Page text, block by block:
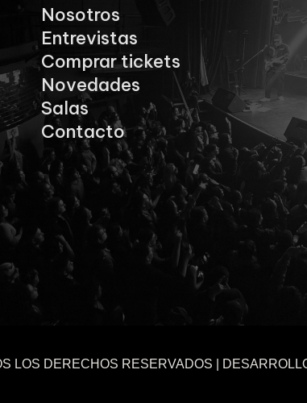
Nosotros
Entrevistas
Comprar tickets
Novedades
Salas
Contacto
LOS DERECHOS RESERVADOS |